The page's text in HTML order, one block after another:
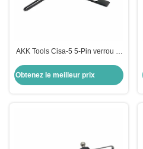
AKK Tools Cisa-5 5-Pin verrou 2-
de porte Cisa outils de serrurerie
porte
Obtenez le meilleur prix